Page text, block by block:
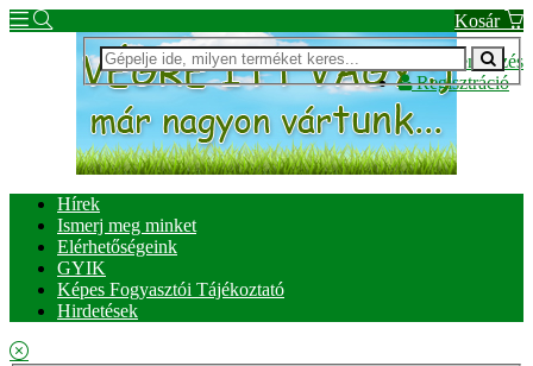
Kosár
Bejelentkezés
Regisztráció
Hírek
Ismerj meg minket
Elérhetőségeink
GYIK
Képes Fogyasztói Tájékoztató
Hirdetések